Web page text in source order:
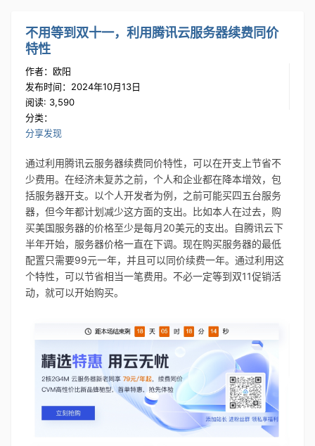
不用等到双十一，利用腾讯云服务器续费同价
特性
作者：欧阳
发布时间：2024年10月13日
阅读: 3,590
分类：
分享发现
通过利用腾讯云服务器续费同价特性，可以在开支上节省不
少费用。在经济未复苏之前，个人和企业都在降本增效，包
括服务器开支。以个人开发者为例，之前可能买四五台服务
器，但今年都计划减少这方面的支出。比如本人在过去，购
买美国服务器的价格至少是每月20美元的支出。自腾讯云下
半年开始，服务器价格一直在下调。现在购买服务器的最低
配置只需要99元一年，并且可以同价续费一年。通过利用这
个特性，可以节省相当一笔费用。不必一定等到双11促销活
动，就可以开始购买。